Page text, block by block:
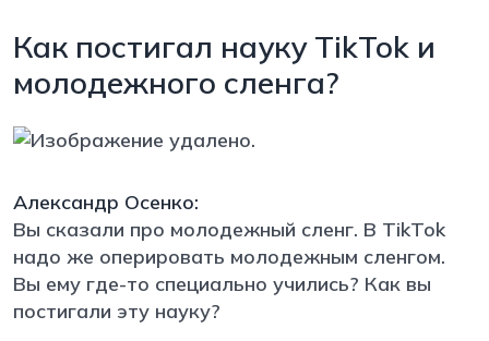
Как постигал науку TikTok и
молодежного сленга?
Александр Осенко:
Вы сказали про молодежный сленг. В TikTok
надо же оперировать молодежным сленгом.
Вы ему где-то специально учились? Как вы
постигали эту науку?